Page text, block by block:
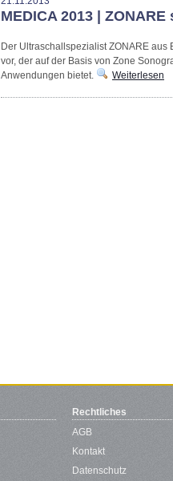
MEDICA 2013 |
Der Ultraschallspezialist ZONARE
vor, der auf der Basis von Zone
Anwendungen bietet.
Weiterlesen
Rechtliches
AGB
Kontakt
Datenschutz